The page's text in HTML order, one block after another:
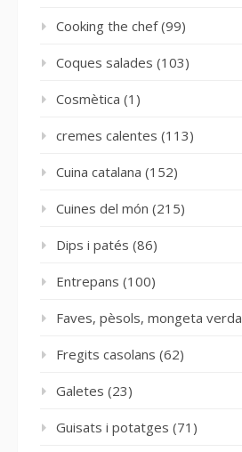
Cooking the chef(99)
Coques salades (103)
Cosmètica (1)
cremes calentes (113)
Cuina catalana (152)
Cuines del món (215)
Dips i patés (86)
Entrepans (100)
Faves, pèsols, mongeta verda
Fregits casolans (62)
Galetes (23)
Guisats i potatges (71)